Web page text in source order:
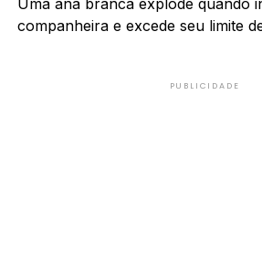
companheira e excede seu limite
PUBLICIDADE